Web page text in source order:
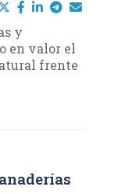
y
en valor el
frente